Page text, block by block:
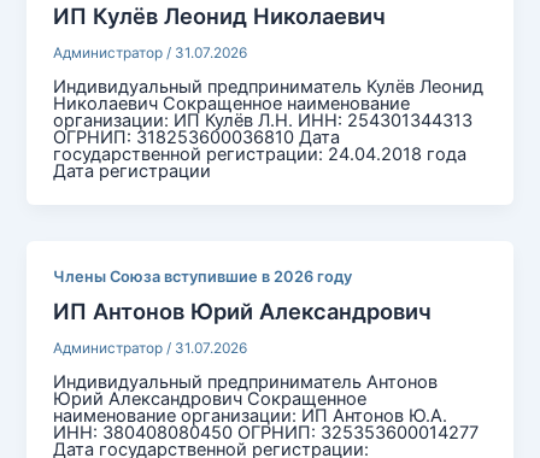
ИП Кулёв Леонид Николаевич
Администратор / 31.07.2026
Индивидуальный предприниматель Кулёв Леонид
Николаевич Сокращенное наименование
организации: ИП Кулёв Л.Н. ИНН: 254301344313
ОГРНИП: 318253600036810 Дата
государственной регистрации: 24.04.2018 года
Дата регистрации
Члены Союза вступившие в 2026 году
ИП Антонов Юрий Александрович
Администратор/ 31.07.2026
Индивидуальный предприниматель Антонов
Юрий Александрович Сокращенное
наименование организации: ИП Антонов Ю.А.
ИНН: 380408080450 ОГРНИП: 325353600014277
Дата государственной регистрации: